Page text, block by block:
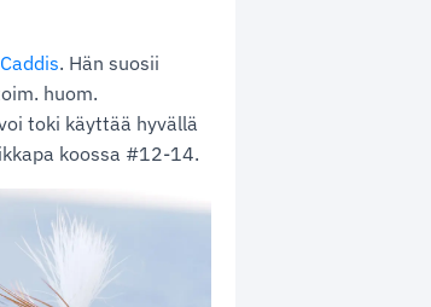
. Hän suosii
huom.
toki käyttää hyvällä
koossa #12-14.